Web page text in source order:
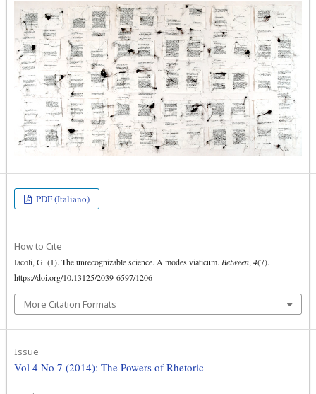
PDF (Italiano)
How to Cite
Iacoli, G. (1). The unrecognizable science. A modes viaticum. Between, 4(7).
https://doi.org/10.13125/2039-6597/1206
More Citation Formats
Issue
Vol 4 No 7 (2014): The Powers of Rhetoric